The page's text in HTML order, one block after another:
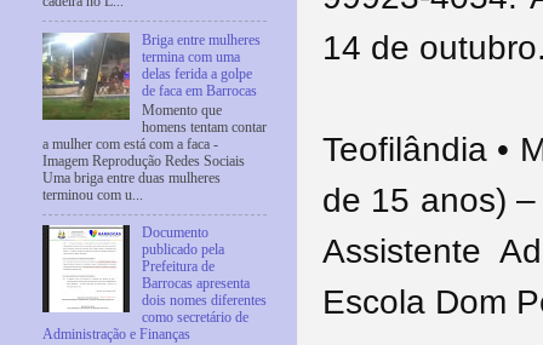
14 de
Teofilândia •
de 15 anos)
Assistente
Escola Dom
Briga entre mulheres
termina com uma
delas ferida a golpe
de faca em Barrocas
Momento que
homens tentam contar
a mulher com está com a faca -
Imagem Reprodução Redes Sociais
Uma briga entre duas mulheres
terminou com u...
Documento
publicado pela
Prefeitura de
Barrocas apresenta
dois nomes diferentes
como secretário de
Administração e Finanças